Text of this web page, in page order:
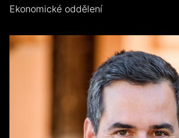
Ekonomické oddělení